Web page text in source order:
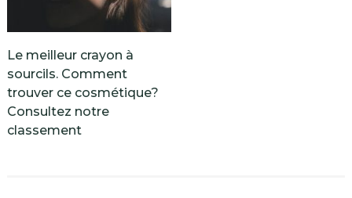
Le meilleur crayon à
sourcils. Comment
trouver ce cosmétique?
Consultez notre
classement